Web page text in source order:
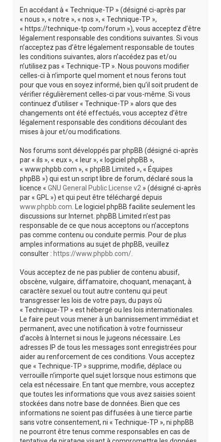
En accédant à « Technique-TP » (désigné ci-après par
« nous », « notre », « nos », « Technique-TP »,
« https://technique-tp.com/forum »), vous acceptez d’être
légalement responsable des conditions suivantes. Si vous
n’acceptez pas d’être légalement responsable de toutes
les conditions suivantes, alors n’accédez pas et/ou
n’utilisez pas « Technique-TP ». Nous pouvons modifier
celles-ci à n’importe quel moment et nous ferons tout
pour que vous en soyez informé, bien qu’il soit prudent de
vérifier régulièrement celles-ci par vous-même. Si vous
continuez d’utiliser « Technique-TP » alors que des
changements ont été effectués, vous acceptez d’être
légalement responsable des conditions découlant des
mises à jour et/ou modifications.
Nos forums sont développés par phpBB (désigné ci-après
par « ils », « eux », « leur », « logiciel phpBB »,
« www.phpbb.com », « phpBB Limited », « Équipes
phpBB ») qui est un script libre de forum, déclaré sous la
licence « GNU General Public License v2 » (désigné ci-après
par « GPL ») et qui peut être téléchargé depuis
www.phpbb.com . Le logiciel phpBB facilite seulement les
discussions sur Internet. phpBB Limited n’est pas
responsable de ce que nous acceptons ou n’acceptons
pas comme contenu ou conduite permis. Pour de plus
amples informations au sujet de phpBB, veuillez
consulter : https://www.phpbb.com/
Vous acceptez de ne pas publier de contenu abusif,
obscène, vulgaire, diffamatoire, choquant, menaçant, à
caractère sexuel ou tout autre contenu qui peut
transgresser les lois de votre pays, du pays où
« Technique-TP » est hébergé ou les lois internationales.
Le faire peut vous mener à un bannissement immédiat et
permanent, avec une notification à votre fournisseur
d’accès à Internet si nous le jugeons nécessaire. Les
adresses IP de tous les messages sont enregistrées pour
aider au renforcement de ces conditions. Vous acceptez
que « Technique-TP » supprime, modifie, déplace ou
verrouille n’importe quel sujet lorsque nous estimons que
cela est nécessaire. En tant que membre, vous acceptez
que toutes les informations que vous avez saisies soient
stockées dans notre base de données. Bien que ces
informations ne soient pas diffusées à une tierce partie
sans votre consentement, ni « Technique-TP », ni phpBB
ne pourront être tenus comme responsables en cas de